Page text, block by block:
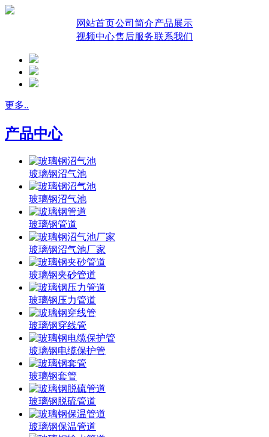
网站首页公司简介产品展示
视频中心售后服务联系我们
更多..
产品中心
玻璃钢沼气池
玻璃钢沼气池
玻璃钢管道
玻璃钢沼气池厂家
玻璃钢夹砂管道
玻璃钢压力管道
玻璃钢穿线管
玻璃钢电缆保护管
玻璃钢套管
玻璃钢脱硫管道
玻璃钢保温管道